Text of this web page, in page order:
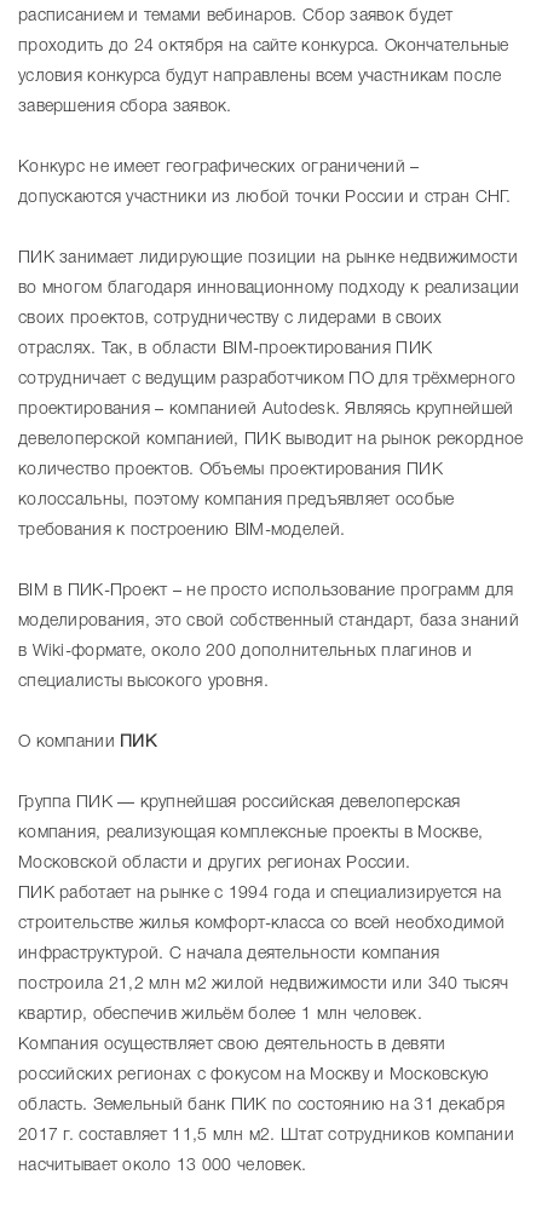
расписанием и темами вебинаров. Сбор заявок будет
проходить до 24 октября на сайте конкурса. Окончательные
условия конкурса будут направлены всем участникам после
завершения сбора заявок.
Конкурс не имеет географических ограничений –
допускаются участники из любой точки России и стран СНГ.
ПИК занимает лидирующие позиции на рынке недвижимости
во многом благодаря инновационному подходу к реализации
своих проектов, сотрудничеству с лидерами в своих
отраслях. Так, в области BIM-проектирования ПИК
сотрудничает с ведущим разработчиком ПО для трёхмерного
проектирования – компанией Autodesk. Являясь крупнейшей
девелоперской компанией, ПИК выводит на рынок рекордное
количество проектов. Объемы проектирования ПИК
колоссальны, поэтому компания предъявляет особые
требования к построению BIM-моделей.
BIM в ПИК-Проект – не просто использование программ для
моделирования, это свой собственный стандарт, база знаний
в Wiki-формате, около 200 дополнительных плагинов и
специалисты высокого уровня.
О компании ПИК
Группа ПИК — крупнейшая российская девелоперская
компания, реализующая комплексные проекты в Москве,
Московской области и других регионах России.
ПИК работает на рынке с 1994 года и специализируется на
строительстве жилья комфорт-класса со всей необходимой
инфраструктурой. С начала деятельности компания
построила 21,2 млн м2 жилой недвижимости или 340 тысяч
квартир, обеспечив жильём более 1 млн человек.
Компания осуществляет свою деятельность в девяти
российских регионах с фокусом на Москву и Московскую
область. Земельный банк ПИК по состоянию на 31 декабря
2017 г. составляет 11,5 млн м2. Штат сотрудников компании
насчитывает около 13 000 человек.